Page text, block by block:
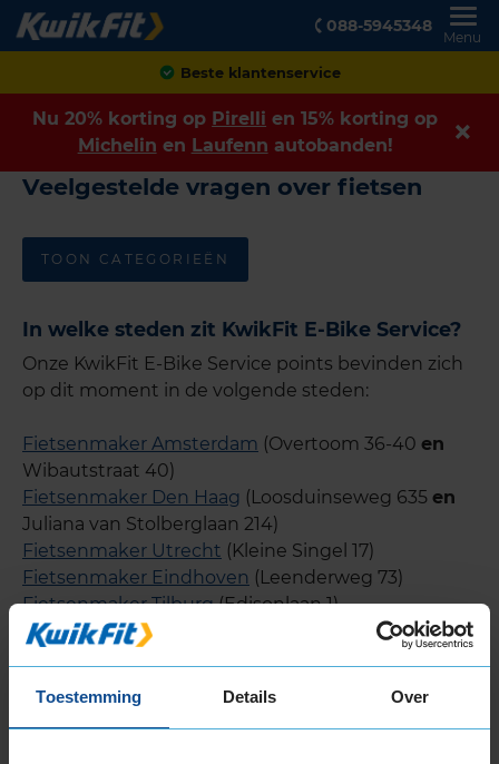
Toestemming Details Over
088-5945348
Menu
Beste klantenservice
Nu 20% korting op Pirelli en 15% korting op
Michelin en Laufenn autobanden!
Veelgestelde vragen over fietsen
TOON CATEGORIEËN
In welke steden zit KwikFit E-Bike Service?
Onze KwikFit E-Bike Service points bevinden zich
op dit moment in de volgende steden:
Fietsenmaker Amsterdam (Overtoom 36-40 en
Wibautstraat 40)
Fietsenmaker Den Haag (Loosduinseweg 635 en
Juliana van Stolberglaan 214)
Fietsenmaker Utrecht (Kleine Singel 17)
Fietsenmaker Eindhoven (Leenderweg 73)
Fietsenmaker Tilburg(Edisonlaan 1)
Fietsenmaker Groningen
(Damsterdiep 273)
Fietsenmaker Amersfoort